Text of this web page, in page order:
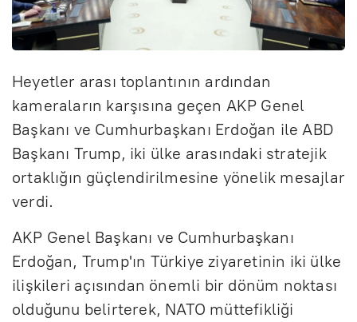
Heyetler arası toplantının ardından
kameraların karşısına geçen AKP Genel
Başkanı ve Cumhurbaşkanı Erdoğan ile ABD
Başkanı Trump, iki ülke arasındaki stratejik
ortaklığın güçlendirilmesine yönelik mesajlar
verdi.
AKP Genel Başkanı ve Cumhurbaşkanı
Erdoğan, Trump'ın Türkiye ziyaretinin iki ülke
ilişkileri açısından önemli bir dönüm noktası
olduğunu belirterek, NATO müttefikliği